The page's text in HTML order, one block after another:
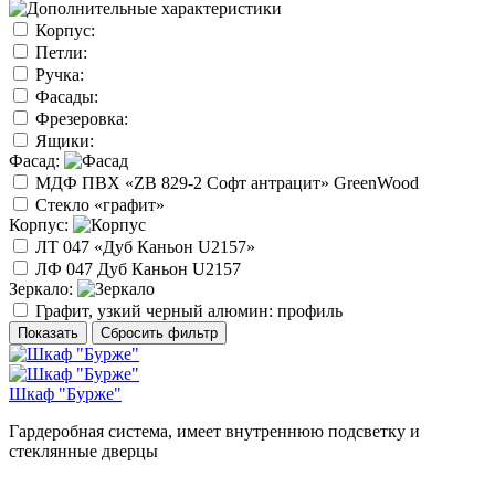
Корпус:
Петли:
Ручка:
Фасады:
Фрезеровка:
Ящики:
Фасад:
МДФ ПВХ «ZB 829-2 Софт антрацит» GreenWood
Стекло «графит»
Корпус:
ЛТ 047 «Дуб Каньон U2157»
ЛФ 047 Дуб Каньон U2157
Зеркало:
Графит, узкий черный алюмин: профиль
Показать Сбросить фильтр
Шкаф "Бурже"
Гардеробная система, имеет внутреннюю подсветку и
стеклянные дверцы